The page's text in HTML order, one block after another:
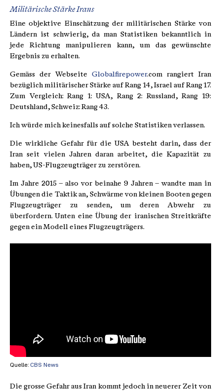
Militärische Stärke Irans
Eine objektive Einschätzung der militärischen Stärke von
Ländern ist schwierig, da man Statistiken bekanntlich in
jede Richtung manipulieren kann, um das gewünschte
Ergebnis zu erhalten.
Gemäss der Webseite Globalfirepower.com rangiert Iran
bezüglich militärischer Stärke auf Rang 14, Israel auf Rang 17.
Zum Vergleich: Rang 1: USA, Rang 2: Russland, Rang 19:
Deutshland, Schweiz: Rang 43.
Ich würde mich keinesfalls auf solche Statistiken verlassen.
Die wirkliche Gefahr für die USA besteht darin, dass der
Iran seit vielen Jahren daran arbeitet, die Kapazität zu
haben, US-Flugzeugträger zu zerstören.
Im Jahre 2015 – also vor beinahe 9 Jahren – wandte man in
Übungen die Taktik an, Schwärme von kleinen Booten gegen
Flugzeugträger zu senden, um deren Abwehr zu
überfordern. Unten eine Übung der iranischen Streitkräfte
gegen ein Modell eines Flugzeugträgers.
Quelle: CBS News
Die grosse Gefahr aus Iran kommt jedoch in neuerer Zeit von